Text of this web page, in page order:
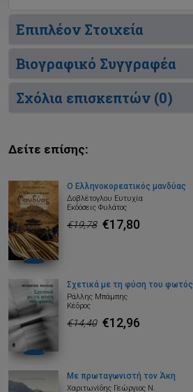
Επιπλέον Στοιχεία
Βιογραφικό Συγγραφέα
Σχόλια επισκεπτών (0)
Δείτε επίσης:
Ο Ελληνοκορεατικός μανδύας
Δοβλέτογλου Ευτυχία
Εκδόσεις Φυλάτος
€19,78 €17,80
Σχετικά με τη φύση του φωτός
Ράλλης Μπάμπης
Κέδρος
€14,40 €12,96
Με πρωταγωνιστή τον Άκη
Χαριτωνίδης Γεώργιος Ν.